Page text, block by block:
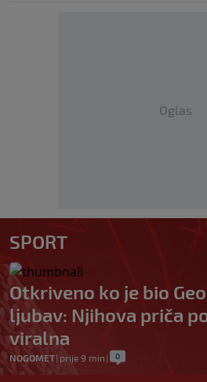
Oglas
SPORT
Otkriveno ko je bio
ljubav: Njihova priča
viralna
NOGOMET| prije 9 min | 0